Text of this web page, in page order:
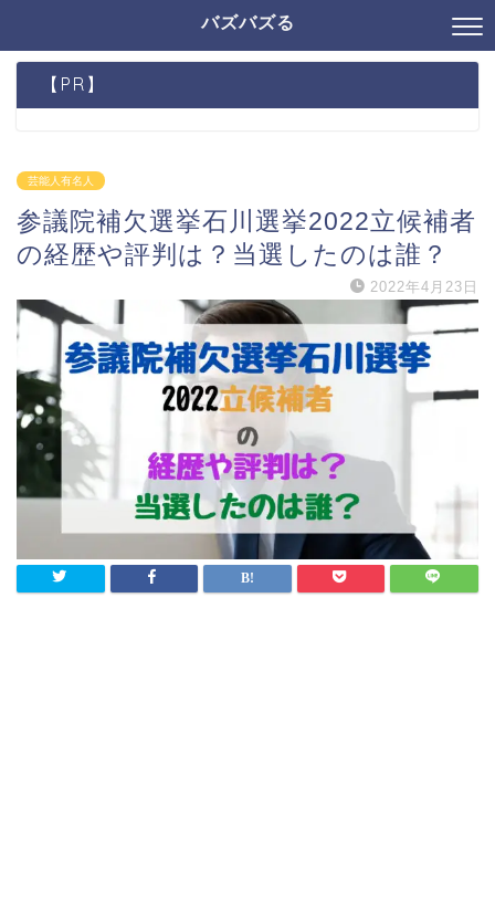
バズバズる
【PR】
芸能人有名人
参議院補欠選挙石川選挙2022立候補者
の経歴や評判は？当選したのは誰？
2022年4月23日